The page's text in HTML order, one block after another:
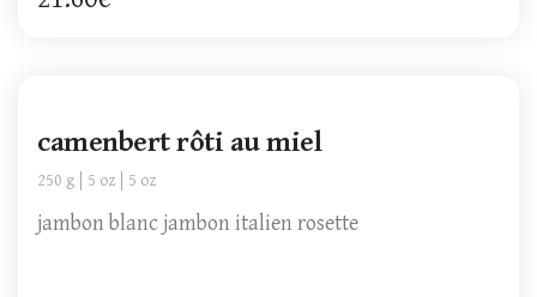
camenbert rôti au miel
250 g 5 oz 5 oz
jambon blanc jambon italien rosette